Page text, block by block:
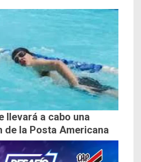
llevará a cabo una
de la Posta Americana